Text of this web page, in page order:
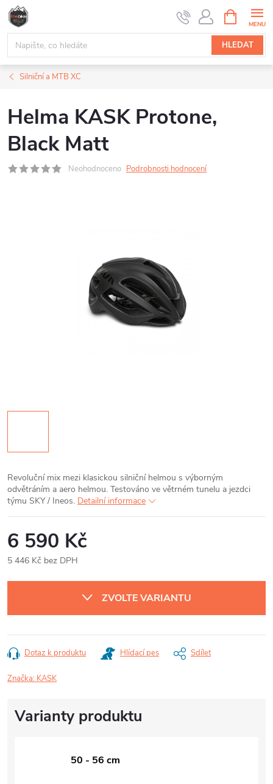
Přejít
obsah
HLEDAT
NÁKUPNÍ
KOŠÍK
Silniční a MTB XC
Helma KASK Protone,
Black Matt
Neohodnoceno Podrobnosti hodnocení
Revoluční mix mezi klasickou silniční helmou s výborným
odvětráním a aero helmou. Testováno ve větrném tunelu a jezdci
týmu SKY / Ineos. Detailní informace
6 590 Kč
5 446 Kč bez DPH
cena:
ZVOLTE VARIANTU
Dotaz k produktu Hlídací pes Sdílet
Značka: KASK
50 - 56 cm